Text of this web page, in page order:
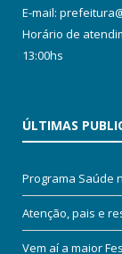
E-mail:
Horário de
13:00hs
ÚLTIMAS
Programa Saúde
Atenção, pais e
Vem aí a maior